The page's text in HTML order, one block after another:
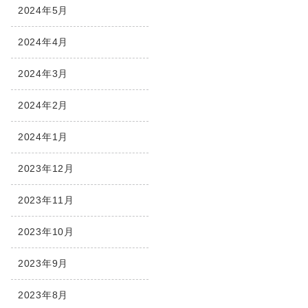
2024年5月
2024年4月
2024年3月
2024年2月
2024年1月
2023年12月
2023年11月
2023年10月
2023年9月
2023年8月